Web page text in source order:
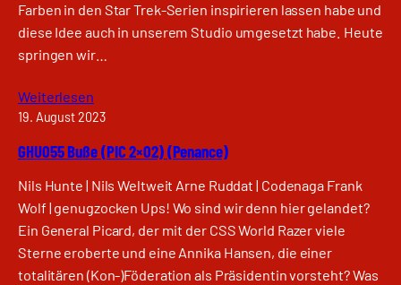
Farben in den Star Trek-Serien inspirieren lassen habe und
diese Idee auch in unserem Studio umgesetzt habe. Heute
springen wir…
Weiterlesen
19. August 2023
GHU055 Buße (PIC 2×02) (Penance)
Nils Hunte | Nils Weltweit Arne Ruddat | Codenaga Frank
Wolf | genugzocken Ups! Wo sind wir denn hier gelandet?
Ein General Picard, der mit der CSS World Razer viele
Sterne eroberte und eine Annika Hansen, die einer
totalitären (Kon-)Föderation als Präsidentin vorsteht? Was